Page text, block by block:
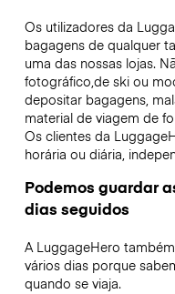
Os utilizadores da
bagagens de qualquer
uma das nossas lojas.
fotográfico,de ski ou
depositar bagagens,
material de viagem de
Os clientes da
horária ou diária,
Podemos guardar
dias seguidos
A LuggageHero
vários dias porque
quando se viaja.